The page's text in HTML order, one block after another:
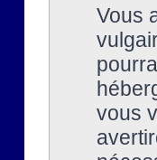
Vous
vous